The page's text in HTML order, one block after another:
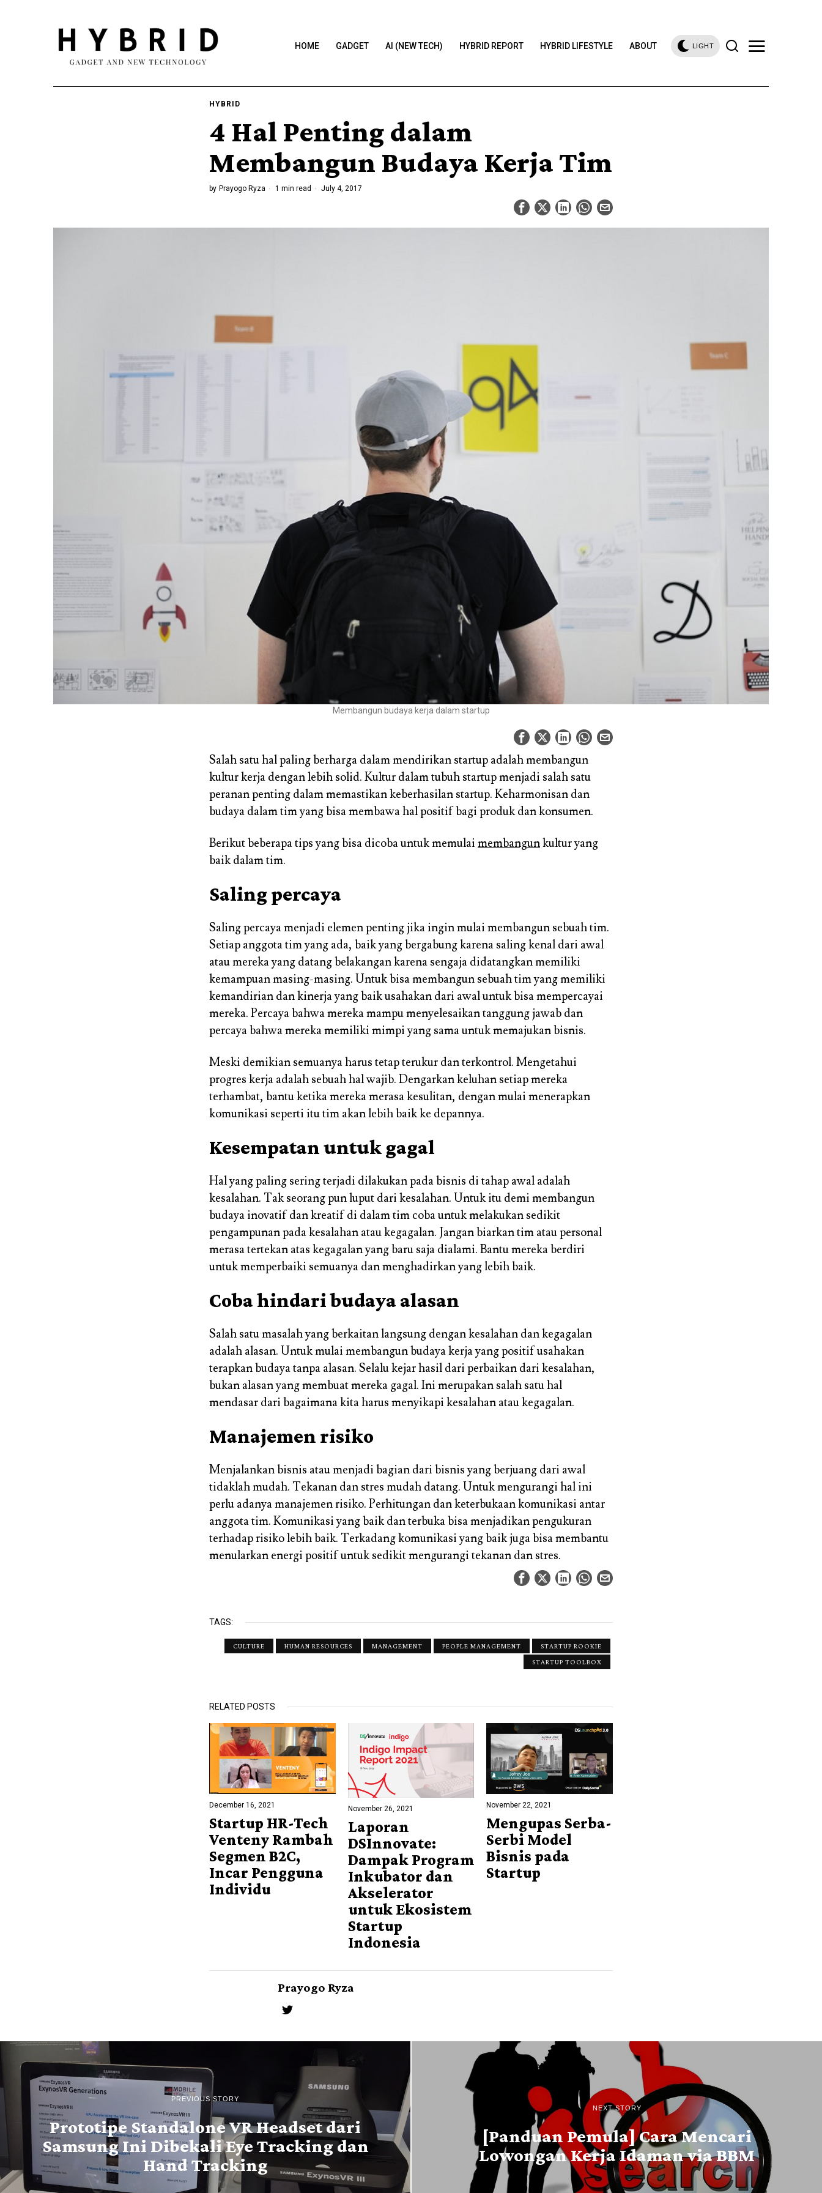
HOME GADGET AI (NEW TECH) HYBRID REPORT HYBRID LIFESTYLE ABOUT LIGHT
HYBRID
4 Hal Penting dalam
Membangun Budaya Kerja Tim
by Prayogo Ryza 1 min read July 4, 2017
Membangun budaya kerja dalam startup
Salah satu hal paling berharga dalam mendirikan startup adalah membangun
kultur kerja dengan lebih solid. Kultur dalam tubuh startup menjadi salah satu
peranan penting dalam memastikan keberhasilan startup. Keharmonisan dan
budaya dalam tim yang bisa membawa hal positif bagi produk dan konsumen.
Berikut beberapa tips yang bisa dicoba untuk memulai membangunkultur yang
baik dalam tim.
Saling percaya
Saling percaya menjadi elemen penting jika ingin mulai membangun sebuah tim.
Setiap anggota tim yang ada, baik yang bergabung karena saling kenal dari awal
atau mereka yang datang belakangan karena sengaja didatangkan memiliki
kemampuan masing-masing. Untuk bisa membangun sebuah tim yang memiliki
kemandirian dan kinerja yang baik usahakan dari awal untuk bisa mempercayai
mereka. Percaya bahwa mereka mampu menyelesaikan tanggung jawab dan
percaya bahwa mereka memiliki mimpi yang sama untuk memajukan bisnis.
Meski demikian semuanya harus tetap terukur dan terkontrol. Mengetahui
progres kerja adalah sebuah hal wajib. Dengarkan keluhan setiap mereka
terhambat, bantu ketika mereka merasa kesulitan, dengan mulai menerapkan
komunikasi seperti itu tim akan lebih baik ke depannya.
Kesempatan untuk gagal
Hal yang paling sering terjadi dilakukan pada bisnis di tahap awal adalah
kesalahan. Tak seorang pun luput dari kesalahan. Untuk itu demi membangun
budaya inovatif dan kreatif di dalam tim coba untuk melakukan sedikit
pengampunan pada kesalahan atau kegagalan. Jangan biarkan tim atau personal
merasa tertekan atas kegagalan yang baru saja dialami. Bantu mereka berdiri
untuk memperbaiki semuanya dan menghadirkan yang lebih baik.
Coba hindari budaya alasan
Salah satu masalah yang berkaitan langsung dengan kesalahan dan kegagalan
adalah alasan. Untuk mulai membangun budaya kerja yang positif usahakan
terapkan budaya tanpa alasan. Selalu kejar hasil dari perbaikan dari kesalahan,
bukan alasan yang membuat mereka gagal. Ini merupakan salah satu hal
mendasar dari bagaimana kita harus menyikapi kesalahan atau kegagalan.
Manajemen risiko
Menjalankan bisnis atau menjadi bagian dari bisnis yang berjuang dari awal
tidaklah mudah. Tekanan dan stres mudah datang. Untuk mengurangi hal ini
perlu adanya manajemen risiko. Perhitungan dan keterbukaan komunikasi antar
anggota tim. Komunikasi yang baik dan terbuka bisa menjadikan pengukuran
terhadap risiko lebih baik. Terkadang komunikasi yang baik juga bisa membantu
menularkan energi positif untuk sedikit mengurangi tekanan dan stres.
TAGS:
CULTURE HUMAN RESOURCES MANAGEMENT PEOPLE MANAGEMENT
STARTUP ROOKIE
STARTUP TOOLBOX
RELATED POSTS
December 16, 2021
Startup HR-Tech
Venteny Rambah
Segmen B2C,
Incar Pengguna
Individu
November 26, 2021
Laporan
DSInnovate:
Dampak Program
Inkubator dan
Akselerator
untuk Ekosistem
Startup
Indonesia
November 22, 2021
Mengupas Serba-
Serbi Model
Bisnis pada
Startup
Prayogo Ryza
PREVIOUS STORY
Prototipe Standalone VR Headset dari
Samsung Ini Dibekali Eye Tracking dan
Hand Tracking
NEXT STORY
[Panduan Pemula] Cara Mencari
Lowongan Kerja Idaman via BBM